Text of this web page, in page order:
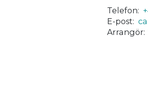
Telefon:
E-post:
Arrangör: